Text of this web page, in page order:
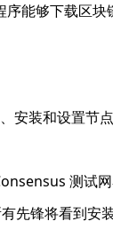
能够下载区块
装和设置节点
测试网
先锋将看到安